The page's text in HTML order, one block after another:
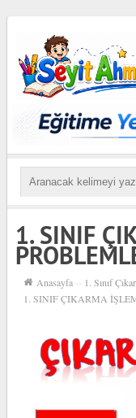
1. SINIF
Anasayfa ›› 1. Sınıf
1. SINIF ÇIKARMA